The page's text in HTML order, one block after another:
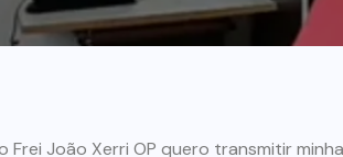
Frei João Xerri OP quero transmitir